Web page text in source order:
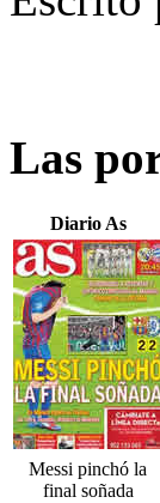
Las
Diario As
Messi pinchó la
final soñada